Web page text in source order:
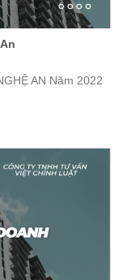
AN Năm 2022